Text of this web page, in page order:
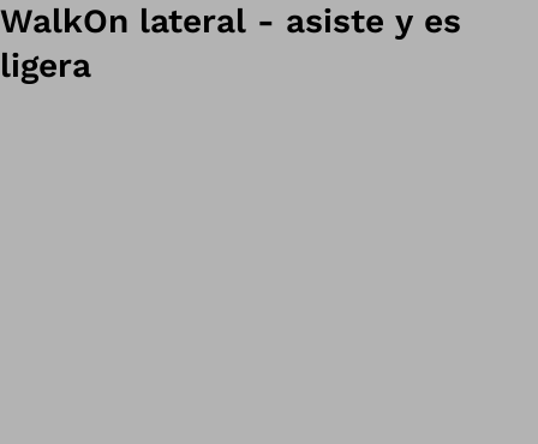
WalkOn lateral - asiste y es
ligera